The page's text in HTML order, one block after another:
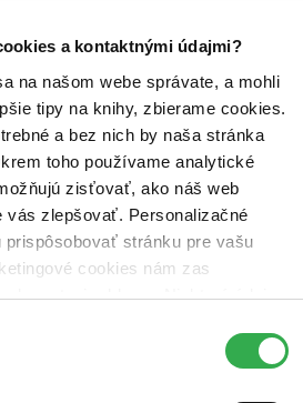
a kontaktnými údajmi?
na našom webe správate, a mohli
tipy na knihy, zbierame cookies.
a bez nich by naša stránka
toho používame analytické
zisťovať, ako náš web
vás zlepšovať. Personalizačné
stránku pre vašu
cookies nám zas
reklamy. Niektoré údaje
všetky tieto cookies. Ďakujeme!